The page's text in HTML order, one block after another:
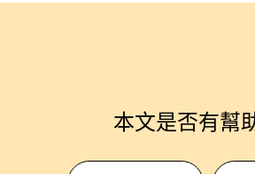
本文是否有幫